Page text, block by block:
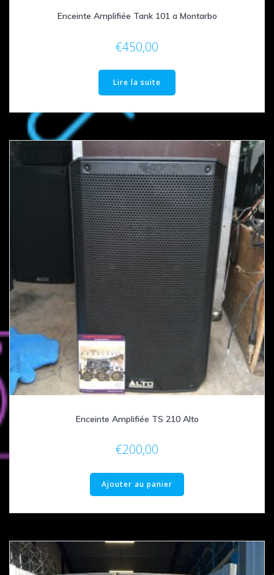
Enceinte Amplifiée Tank 101 a Montarbo
€450,00
Lire la suite
Enceinte Amplifiée TS 210 Alto
€200,00
Ajouter au panier